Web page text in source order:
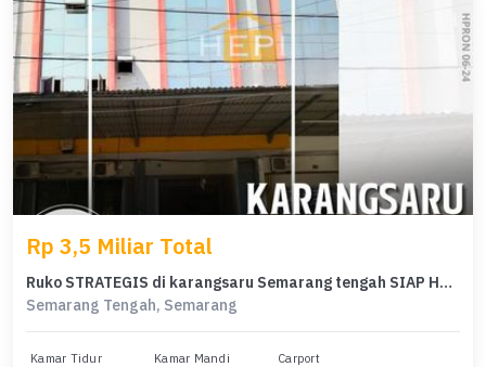
Rp 3,5 Miliar Total
Ruko STRATEGIS di karangsaru Semarang tengah SIAP HUNI
Semarang Tengah, Semarang
Kamar Tidur Kamar Mandi Carport